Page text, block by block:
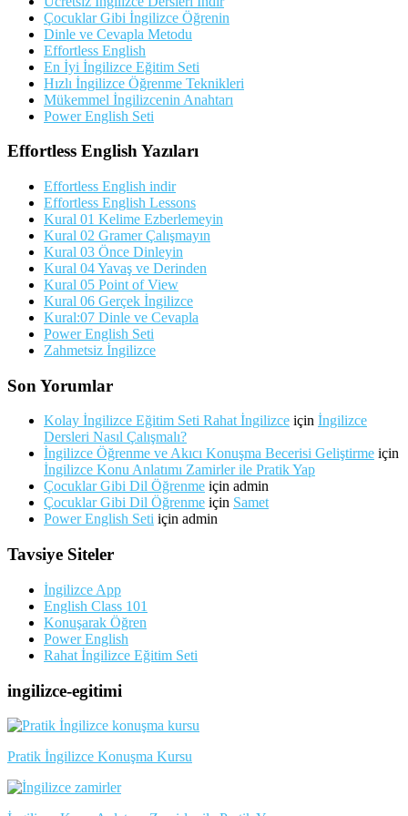
Çocuklar Gibi İngilizce Öğrenin
Dinle ve Cevapla Metodu
Effortless English
En İyi İngilizce Eğitim Seti
Hızlı İngilizce Öğrenme Teknikleri
Mükemmel İngilizcenin Anahtarı
Power English Seti
Effortless English Yazıları
Effortless English indir
Effortless English Lessons
Kural 01 Kelime Ezberlemeyin
Kural 02 Gramer Çalışmayın
Kural 03 Önce Dinleyin
Kural 04 Yavaş ve Derinden
Kural 05 Point of View
Kural 06 Gerçek İngilizce
Kural:07 Dinle ve Cevapla
Power English Seti
Zahmetsiz İngilizce
Son Yorumlar
Kolay İngilizce Eğitim Seti Rahat İngilizce için İngilizce
Dersleri Nasıl Çalışmalı?
İngilizce Öğrenme ve Akıcı Konuşma Becerisi Geliştirme için
İngilizce Konu Anlatımı Zamirler ile Pratik Yap
Çocuklar Gibi Dil Öğrenme için admin
Çocuklar Gibi Dil Öğrenme için Samet
Power English Seti için admin
Tavsiye Siteler
İngilizce App
English Class 101
Konuşarak Öğren
Power English
Rahat İngilizce Eğitim Seti
ingilizce-egitimi
Pratik İngilizce Konuşma Kursu